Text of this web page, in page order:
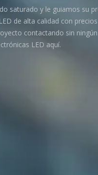
saturado y le guiamos su
de alta calidad con
contactando sin
LED aquí.